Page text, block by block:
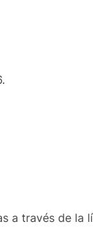
a través de la